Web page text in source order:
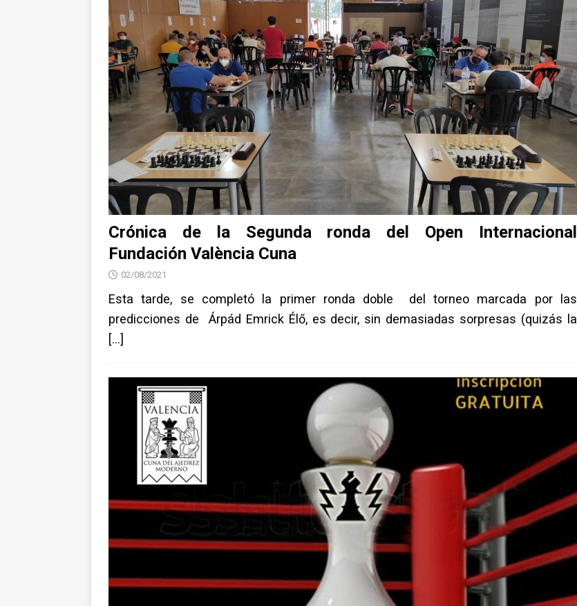
Crónica de la Segunda ronda del Open Internacional
Fundación València Cuna
02/08/2021
Esta tarde, se completó la primer ronda doble del torneo marcada por las
predicciones de Árpád Emrick Élő, es decir, sin demasiadas sorpresas (quizás la
[…]